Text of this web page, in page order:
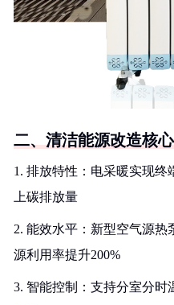
二、清洁能源改造核
1. 排放特性：电采暖实现终
上碳排放量
2. 能效水平：新型空气源热
源利用率提升200%
3. 智能控制：支持分室分时